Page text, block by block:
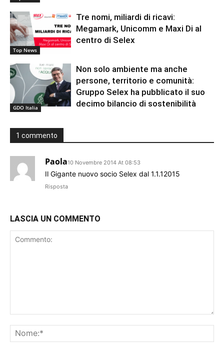
Top News
Tre nomi, miliardi di ricavi:
Megamark, Unicomm e Maxi Di al
centro di Selex
GDO Italia
Non solo ambiente ma anche
persone, territorio e comunità:
Gruppo Selex ha pubblicato il suo
decimo bilancio di sostenibilità
1 commento
Paola10 Novembre 2014 At 08:53
Il Gigante nuovo socio Selex dal 1.1.12015
Risposta
LASCIA UN COMMENTO